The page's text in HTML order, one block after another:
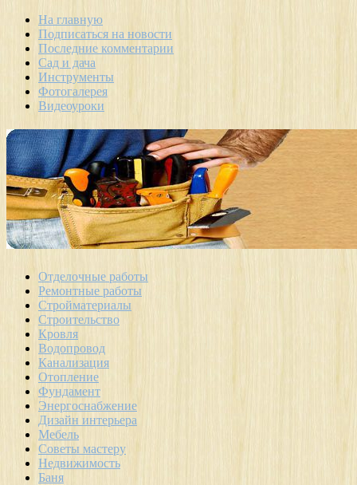
На главную
Подписаться на новости
Последние комментарии
Сад и дача
Инструменты
Фотогалерея
Видеоуроки
Отделочные работы
Ремонтные работы
Стройматериалы
Строительство
Кровля
Водопровод
Канализация
Отопление
Фундамент
Энергоснабжение
Дизайн интерьера
Мебель
Советы мастеру
Недвижимость
Баня